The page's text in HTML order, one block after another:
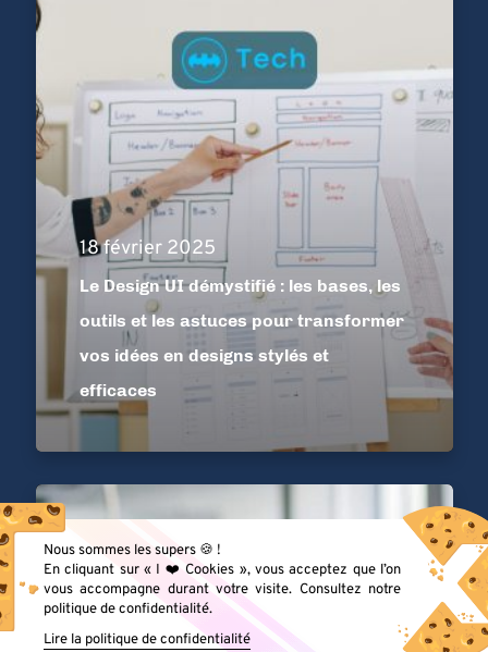
18 février 2025
Le Design UI démystifié : les bases, les
outils et les astuces pour transformer
vos idées en designs stylés et
efficaces
RH
Nous sommes les supers 🍪 !
En cliquant sur « I ❤️ Cookies », vous acceptez que l’on
vous accompagne durant votre visite. Consultez notre
politique de confidentialité.
Lire la politique de confidentialité